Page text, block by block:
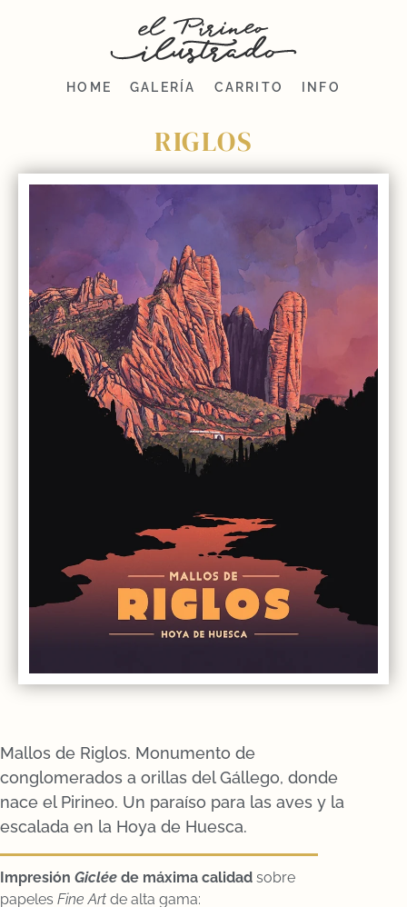
HOME GALERÍA CARRITO INFO
RIGLOS
Mallos de Riglos. Monumento de
conglomerados a orillas del Gállego, donde
nace el Pirineo. Un paraíso para las aves y la
escalada en la Hoya de Huesca.
Impresión Giclée de máxima calidad sobre
papeles Fine Art de alta gama: